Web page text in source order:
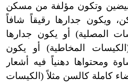
وتكون مؤلفة من مسكن
ويكون جدارها رقيقاً شافاً
المصلية) أو يكون جدارها
المخاطية) أو يكون
ومحتواها دهنياً فيه أشعار
كاملة كالسن مثلاً (الكيسات